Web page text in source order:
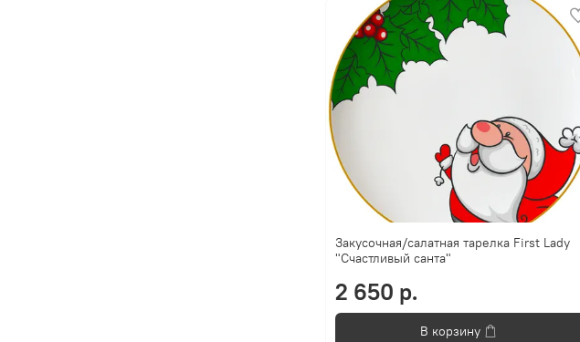
Закусочная/салатная тарелка First Lady
"Счастливый санта"
2 650 р.
В корзину